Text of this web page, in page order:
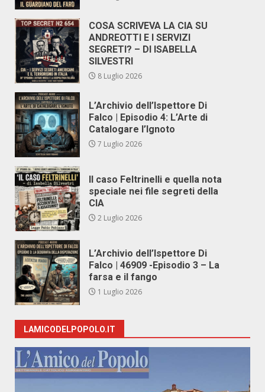
COSA SCRIVEVA LA CIA SU
ANDREOTTI E I SERVIZI
SEGRETI? – DI ISABELLA
SILVESTRI
8 Luglio 2026
L’Archivio dell’Ispettore Di
Falco | Episodio 4: L’Arte di
Catalogare l’Ignoto
7 Luglio 2026
Il caso Feltrinelli e quella nota
speciale nei file segreti della
CIA
2 Luglio 2026
L’Archivio dell’Ispettore Di
Falco | 46909 -Episodio 3 – La
farsa e il fango
1 Luglio 2026
LAMICODELPOPOLO.IT